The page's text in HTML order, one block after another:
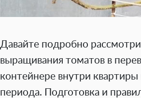
Давайте подробно
выращивания томатов в
контейнере внутри
периода. Подготовка и